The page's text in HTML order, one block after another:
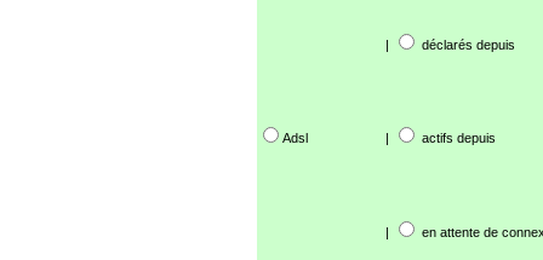
| déclarés depuis
Adsl | actifs depuis
| en attente de